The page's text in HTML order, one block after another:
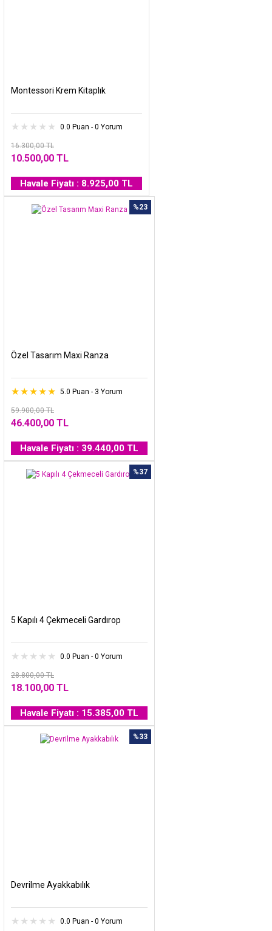
Montessori Krem Kitaplık
0.0 Puan - 0 Yorum
16.300,00 TL
10.500,00 TL
Havale Fiyatı : 8.925,00 TL
%23
Özel Tasarım Maxi Ranza
5.0 Puan - 3 Yorum
59.900,00 TL
46.400,00 TL
Havale Fiyatı : 39.440,00 TL
%37
5 Kapılı 4 Çekmeceli Gardırop
0.0 Puan - 0 Yorum
28.800,00 TL
18.100,00 TL
Havale Fiyatı : 15.385,00 TL
%33
Devrilme Ayakkabılık
0.0 Puan - 0 Yorum